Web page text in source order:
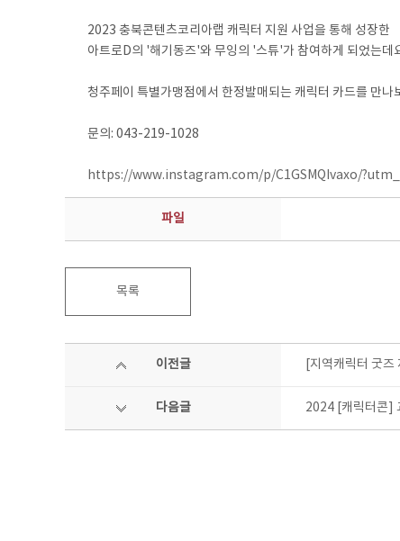
2023 충북콘텐츠코리아랩 캐릭터 지원 사업을 통해 성장한
아트로D의 '해기동즈'와 무잉의 '스튜'가 참여하게 되었는데
청주페이 특별가맹점에서 한정발매되는 캐릭터 카드를 만나
문의: 043-219-1028
https://www.instagram.com/p/C1GSMQIvaxo/
파일
목록
이전글 [지역캐릭터 굿
다음글 2024 [캐릭터콘]